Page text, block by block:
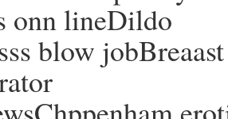
onn lineDildo
blow